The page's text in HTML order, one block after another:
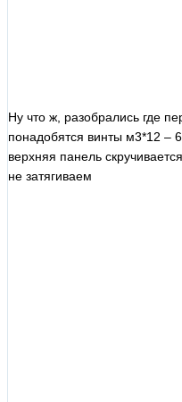
Ну что ж, разобрались где
понадобятся винты м3*12
верхняя панель
не затягиваем